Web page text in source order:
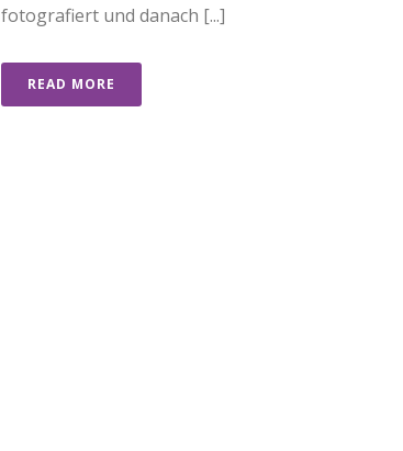
fotografiert und danach [...]
READ MORE